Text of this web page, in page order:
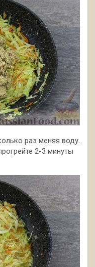
раз меняя воду.
2-3 минуты